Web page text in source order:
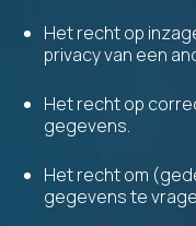
Het recht op
privacy van een
Het recht op
gegevens.
Het recht om
gegevens te